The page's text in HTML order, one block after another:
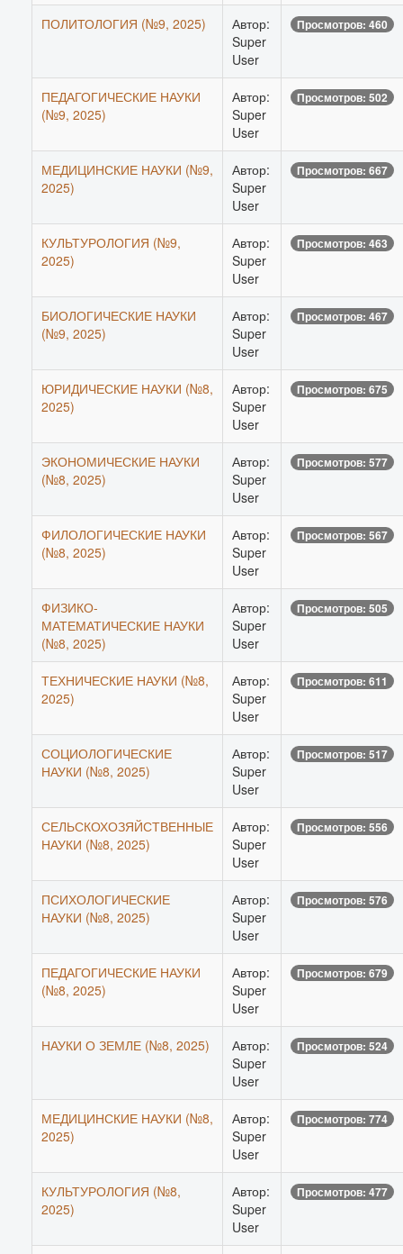
ПОЛИТОЛОГИЯ (№9, 2025)
Автор:
Super
User
Просмотров: 460
ПЕДАГОГИЧЕСКИЕ НАУКИ
(№9, 2025)
Автор:
Super
User
Просмотров: 502
МЕДИЦИНСКИЕ НАУКИ (№9,
2025)
Автор:
Super
User
Просмотров: 667
КУЛЬТУРОЛОГИЯ (№9,
2025)
Автор:
Super
User
Просмотров: 463
БИОЛОГИЧЕСКИЕ НАУКИ
(№9, 2025)
Автор:
Super
User
Просмотров: 467
ЮРИДИЧЕСКИЕ НАУКИ (№8,
2025)
Автор:
Super
User
Просмотров: 675
ЭКОНОМИЧЕСКИЕ НАУКИ
(№8, 2025)
Автор:
Super
User
Просмотров: 577
ФИЛОЛОГИЧЕСКИЕ НАУКИ
(№8, 2025)
Автор:
Super
User
Просмотров: 567
ФИЗИКО-
МАТЕМАТИЧЕСКИЕ НАУКИ
(№8, 2025)
Автор:
Super
User
Просмотров: 505
ТЕХНИЧЕСКИЕ НАУКИ (№8,
2025)
Автор:
Super
User
Просмотров: 611
СОЦИОЛОГИЧЕСКИЕ
НАУКИ (№8, 2025)
Автор:
Super
User
Просмотров: 517
СЕЛЬСКОХОЗЯЙСТВЕННЫЕ
НАУКИ (№8, 2025)
Автор:
Super
User
Просмотров: 556
ПСИХОЛОГИЧЕСКИЕ
НАУКИ (№8, 2025)
Автор:
Super
User
Просмотров: 576
ПЕДАГОГИЧЕСКИЕ НАУКИ
(№8, 2025)
Автор:
Super
User
Просмотров: 679
НАУКИ О ЗЕМЛЕ (№8, 2025)
Автор:
Super
User
Просмотров: 524
МЕДИЦИНСКИЕ НАУКИ (№8,
2025)
Автор:
Super
User
Просмотров: 774
КУЛЬТУРОЛОГИЯ (№8,
2025)
Автор:
Super
User
Просмотров: 477